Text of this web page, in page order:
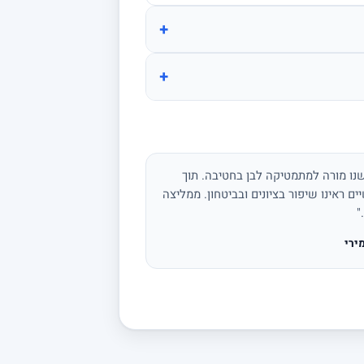
+
+
מורה למתמטיקה לבן בחטיבה. תוך
ראינו שיפור בציונים ובביטחון. ממליצה